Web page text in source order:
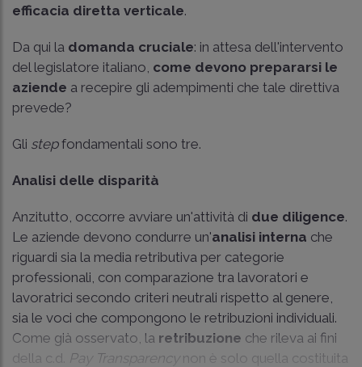
efficacia diretta verticale.
Da qui la domanda cruciale: in attesa dell'intervento
del legislatore italiano, come devono prepararsi le
aziende a recepire gli adempimenti che tale direttiva
prevede?
Gli stepfondamentali sono tre.
Analisi delle disparità
Anzitutto, occorre avviare un'attività di due diligence.
Le aziende devono condurre un'analisi interna che
riguardi sia la media retributiva per categorie
professionali, con comparazione tra lavoratori e
lavoratrici secondo criteri neutrali rispetto al genere,
sia le voci che compongono le retribuzioni individuali.
Come già osservato, la retribuzione che rileva ai fini
della c.d. Pay Transparency non è solo quella costituita